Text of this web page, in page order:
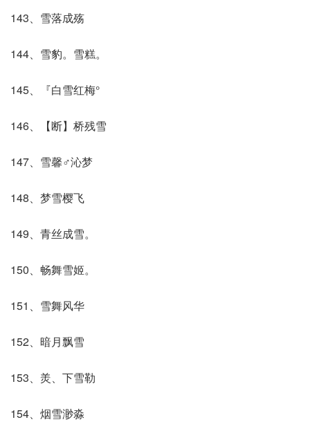
143、雪落成殇
144、雪豹。雪糕。
145、『白雪红梅°
146、【断】桥残雪
147、雪馨♂沁梦
148、梦雪樱飞
149、青丝成雪。
150、畅舞雪姬。
151、雪舞风华
152、暗月飘雪
153、羙、下雪勒
154、烟雪渺淼